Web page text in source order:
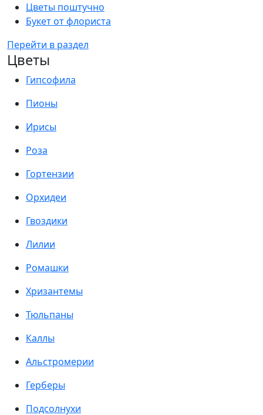
Цветы поштучно
Букет от флориста
Перейти в раздел
Цветы
Гипсофила
Пионы
Ирисы
Роза
Гортензии
Орхидеи
Гвоздики
Лилии
Ромашки
Хризантемы
Тюльпаны
Каллы
Альстромерии
Герберы
Подсолнухи